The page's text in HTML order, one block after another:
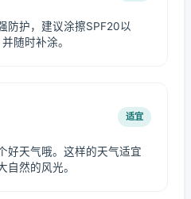
防护，建议涂擦SPF20以
随时补涂。
适宜
好天气哦。这样的天气适宜
自然的风光。